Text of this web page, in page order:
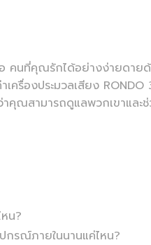
คนที่คุณรักได้อย่างง่ายดา
รื่องประมวลเสียง
คุณสามารถดูแลพวกเขาและ
น?
กรณ์ภายในนานแค่ไหน?